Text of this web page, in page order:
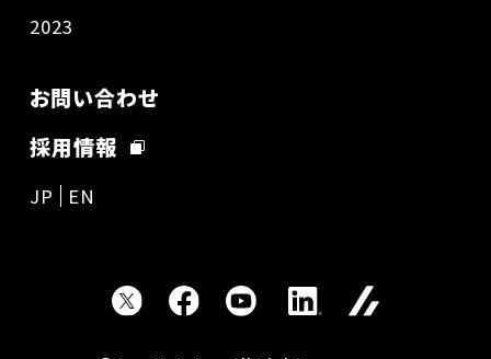
2023
お問い合わせ
採用情報
JP EN